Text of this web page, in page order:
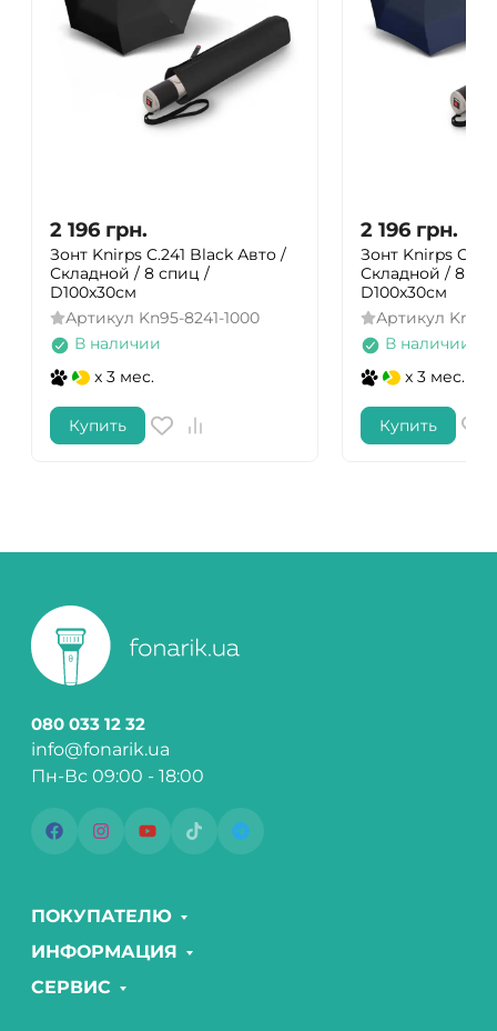
2 196 грн.
Зонт Knirps C.241 Black Авто /
Складной / 8 спиц /
D100x30см
Артикул Kn95-8241-1000
В наличии
x 3 мес.
Купить
2 196 грн.
Зонт Knirps
Складной / 8
D100x30см
Артикул Kn95-
В наличии
x 3 мес.
Купить
080 033 12 32
info@fonarik.ua
Пн-Вс 09:00 - 18:00
ПОКУПАТЕЛЮ
ИНФОРМАЦИЯ
СЕРВИС